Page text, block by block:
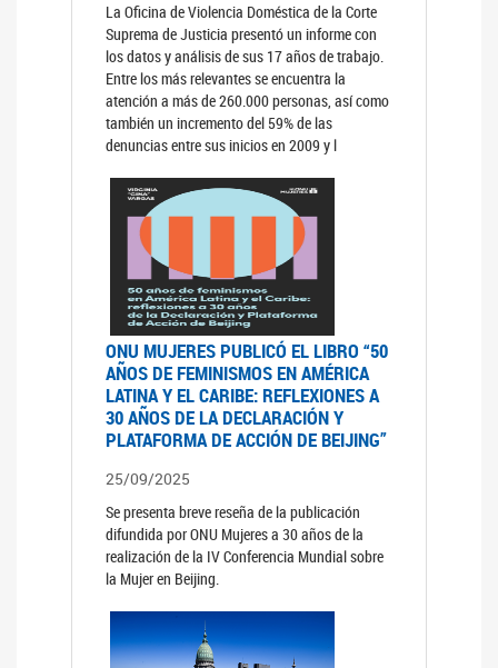
La Oficina de Violencia Doméstica de la Corte
Suprema de Justicia presentó un informe con
los datos y análisis de sus 17 años de trabajo.
Entre los más relevantes se encuentra la
atención a más de 260.000 personas, así como
también un incremento del 59% de las
denuncias entre sus inicios en 2009 y l
ONU MUJERES PUBLICÓ EL LIBRO “50
AÑOS DE FEMINISMOS EN AMÉRICA
LATINA Y EL CARIBE: REFLEXIONES A
30 AÑOS DE LA DECLARACIÓN Y
PLATAFORMA DE ACCIÓN DE BEIJING”
25/09/2025
Se presenta breve reseña de la publicación
difundida por ONU Mujeres a 30 años de la
realización de la IV Conferencia Mundial sobre
la Mujer en Beijing.